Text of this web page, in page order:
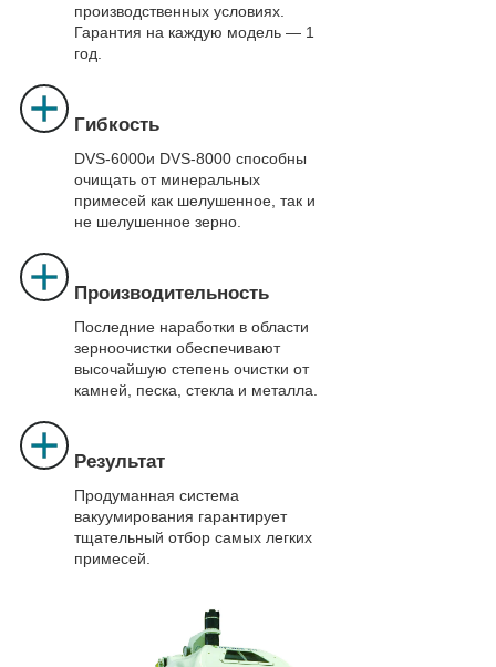
производственных условиях.
Гарантия на каждую модель — 1
год.
Гибкость
DVS-6000и DVS-8000 способны
очищать от минеральных
примесей как шелушенное, так и
не шелушенное зерно.
Производительность
Последние наработки в области
зерноочистки обеспечивают
высочайшую степень очистки от
камней, песка, стекла и металла.
Результат
Продуманная система
вакуумирования гарантирует
тщательный отбор самых легких
примесей.